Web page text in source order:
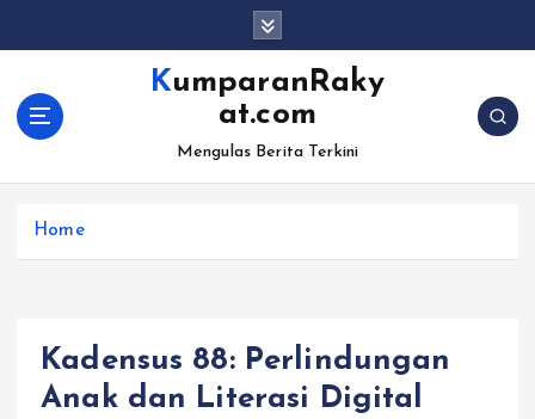
KumparanRaky
at.com
Mengulas Berita Terkini
Home
Kadensus 88: Perlindungan
Anak dan Literasi Digital